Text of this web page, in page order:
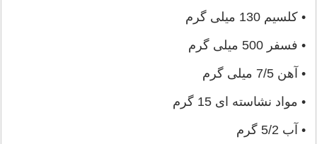
• کلسیم 130 میلی گرم
• فسفر 500 میلی گرم
• آهن 7/5 میلی گرم
• مواد نشاسته ای 15 گرم
• آب 5/2 گرم